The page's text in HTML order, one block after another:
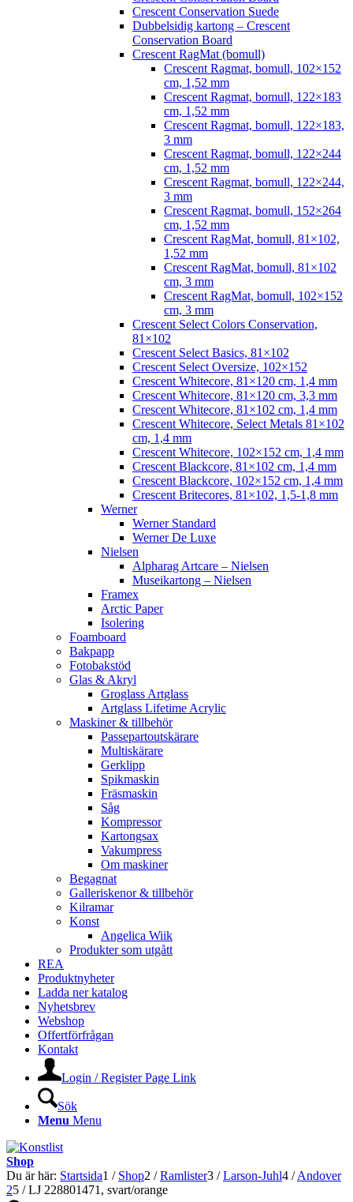
Crescent Conservation Suede
Dubbelsidig kartong – Crescent
Conservation Board
Crescent RagMat (bomull)
Crescent Ragmat, bomull, 102×152
cm, 1,52 mm
Crescent Ragmat, bomull, 122×183
cm, 1,52 mm
Crescent Ragmat, bomull, 122×183,
3 mm
Crescent Ragmat, bomull, 122×244
cm, 1,52 mm
Crescent Ragmat, bomull, 122×244,
3 mm
Crescent Ragmat, bomull, 152×264
cm, 1,52 mm
Crescent RagMat, bomull, 81×102,
1,52 mm
Crescent RagMat, bomull, 81×102
cm, 3 mm
Crescent RagMat, bomull, 102×152
cm, 3 mm
Crescent Select Colors Conservation,
81×102
Crescent Select Basics, 81×102
Crescent Select Oversize, 102×152
Crescent Whitecore, 81×120 cm, 1,4 mm
Crescent Whitecore, 81×120 cm, 3,3 mm
Crescent Whitecore, 81×102 cm, 1,4 mm
Crescent Whitecore, Select Metals 81×102
cm, 1,4 mm
Crescent Whitecore, 102×152 cm, 1,4 mm
Crescent Blackcore, 81×102 cm, 1,4 mm
Crescent Blackcore, 102×152 cm, 1,4 mm
Crescent Britecores, 81×102, 1,5-1,8 mm
Werner
Werner Standard
Werner De Luxe
Nielsen
Alpharag Artcare – Nielsen
Museikartong – Nielsen
Framex
Arctic Paper
Isolering
Foamboard
Bakpapp
Fotobakstöd
Glas & Akryl
Groglass Artglass
Artglass Lifetime Acrylic
Maskiner & tillbehör
Passepartoutskärare
Multiskärare
Gerklipp
Spikmaskin
Fräsmaskin
Såg
Kompressor
Kartongsax
Vakumpress
Om maskiner
Begagnat
Galleriskenor & tillbehör
Kilramar
Konst
Angelica Wiik
Produkter som utgått
REA
Produktnyheter
Ladda ner katalog
Nyhetsbrev
Webshop
Offertförfrågan
Kontakt
Login / Register Page Link
Sök
Menu Menu
Shop
Du är här: Startsida1 / Shop2 / Ramlister3 / Larson-Juhl4 / Andover
25 / LJ 228801471, svart/orange